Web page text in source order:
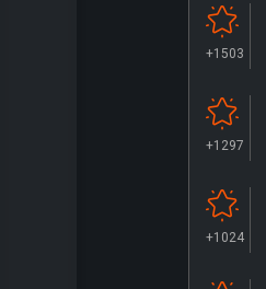
+1503
+1297
+1024